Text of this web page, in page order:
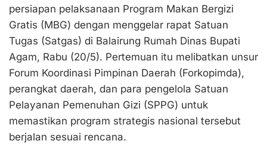
persiapan pelaksanaan Program Makan Bergizi
Gratis (MBG) dengan menggelar rapat Satuan
Tugas (Satgas) di Balairung Rumah Dinas Bupati
Agam, Rabu (20/5). Pertemuan itu melibatkan unsur
Forum Koordinasi Pimpinan Daerah (Forkopimda),
perangkat daerah, dan para pengelola Satuan
Pelayanan Pemenuhan Gizi (SPPG) untuk
memastikan program strategis nasional tersebut
berjalan sesuai rencana.